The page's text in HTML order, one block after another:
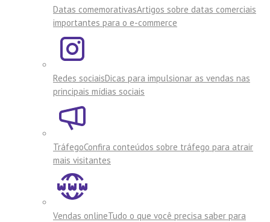
Datas comemorativasArtigos sobre datas comerciais
importantes para o e-commerce
Redes sociaisDicas para impulsionar as vendas nas
principais mídias sociais
TráfegoConfira conteúdos sobre tráfego para atrair
mais visitantes
Vendas onlineTudo o que você precisa saber para